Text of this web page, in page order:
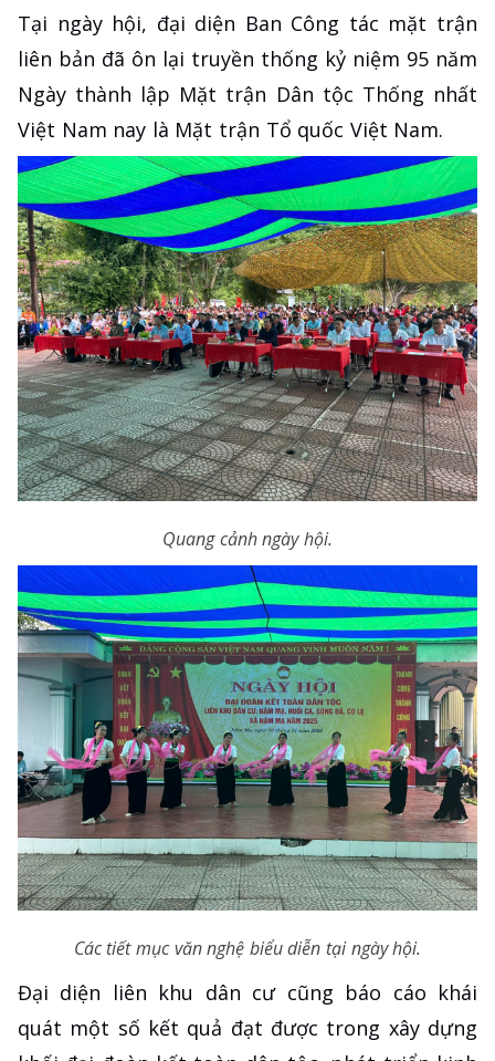
Tại ngày hội, đại diện Ban Công tác mặt trận
liên bản đã ôn lại truyền thống kỷ niệm 95 năm
Ngày thành lập Mặt trận Dân tộc Thống nhất
Việt Nam nay là Mặt trận Tổ quốc Việt Nam.
Quang cảnh ngày hội.
Các tiết mục văn nghệ biểu diễn tại ngày hội.
Đại diện liên khu dân cư cũng báo cáo khái
quát một số kết quả đạt được trong xây dựng